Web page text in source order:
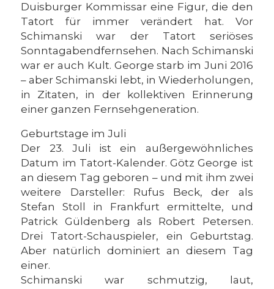
Duisburger Kommissar eine Figur, die den
Tatort für immer verändert hat. Vor
Schimanski war der Tatort seriöses
Sonntagabendfernsehen. Nach Schimanski
war er auch Kult. George starb im Juni 2016
– aber Schimanski lebt, in Wiederholungen,
in Zitaten, in der kollektiven Erinnerung
einer ganzen Fernsehgeneration.
Geburtstage im Juli
Der 23. Juli ist ein außergewöhnliches
Datum im Tatort-Kalender. Götz George ist
an diesem Tag geboren – und mit ihm zwei
weitere Darsteller: Rufus Beck, der als
Stefan Stoll in Frankfurt ermittelte, und
Patrick Güldenberg als Robert Petersen.
Drei Tatort-Schauspieler, ein Geburtstag.
Aber natürlich dominiert an diesem Tag
einer.
Schimanski war schmutzig, laut,